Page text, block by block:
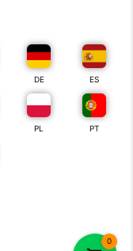
0
DE ES
PL PT